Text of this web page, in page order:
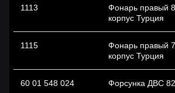
1113
Фонарь правый
корпус Турция
1115
Фонарь правый
корпус Турция
60 01 548 024 Форсунка ДВС